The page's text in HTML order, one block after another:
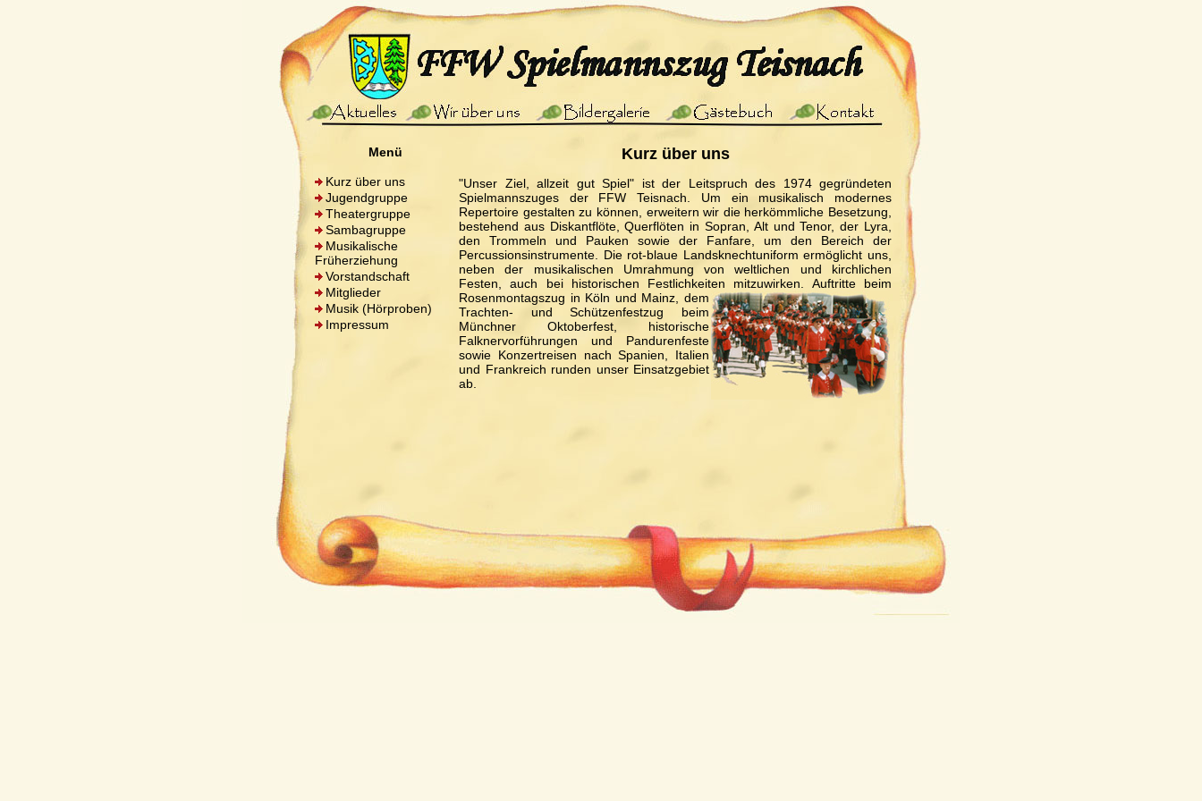
Menü
Kurz über uns
Jugendgruppe
Theatergruppe
Sambagruppe
Musikalische
Früherziehung
Vorstandschaft
Mitglieder
Musik (Hörproben)
Impressum
Kurz über uns
"Unser Ziel, allzeit gut Spiel" ist der Leitspruch des 1974 gegründeten
Spielmannszuges der FFW Teisnach. Um ein musikalisch modernes
Repertoire gestalten zu können, erweitern wir die herkömmliche Besetzung,
bestehend aus Diskantflöte, Querflöten in Sopran, Alt und Tenor, der Lyra,
den Trommeln und Pauken sowie der Fanfare, um den Bereich der
Percussionsinstrumente. Die rot-blaue Landsknechtuniform ermöglicht uns,
neben der musikalischen Umrahmung von weltlichen und kirchlichen
Festen, auch bei historischen Festlichkeiten mitzuwirken.
Auftritte beim
Rosenmontagszug in Köln und Mainz, dem
Trachten- und Schützenfestzug beim
Münchner Oktoberfest, historische
Falknervorführungen und Pandurenfeste
sowie Konzertreisen nach Spanien, Italien
und Frankreich runden unser Einsatzgebiet
ab.